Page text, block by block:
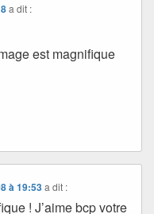
a dit :
est magnifique
à 19:53 a dit :
! J’aime bcp votre